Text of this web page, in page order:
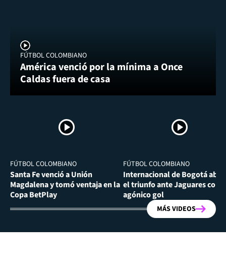
FÚTBOL COLOMBIANO
América venció por la mínima a Once
Caldas fuera de casa
FÚTBOL COLOMBIANO
Santa Fe venció a Unión
Magdalena y tomó ventaja en la
Copa BetPlay
FÚTBOL COLOMBIANO
Internacional de Bogotá
el triunfo ante Jaguares con
agónico gol
MÁS VIDEOS